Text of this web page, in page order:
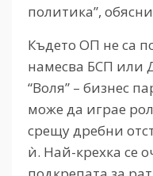
политика”,
Където ОП не са
намесва БСП или
“Воля” – бизнес
може да играе
срещу дребни
ѝ. Най-крехка се